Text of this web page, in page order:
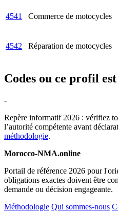
4541 Commerce de motocycles
4542 Réparation de motocycles
Codes ou ce profil
-
Repère informatif 2026 : vérifiez
l’autorité compétente avant
méthodologie.
Morocco-NMA.online
Portail de référence 2026 pour
obligations exactes doivent être
demande ou décision engageante.
Méthodologie Qui sommes-nous